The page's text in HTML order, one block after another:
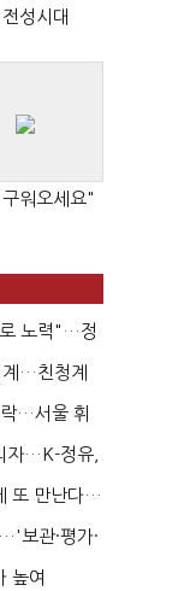
성시대
워오세요"
로 노력"…정
…친청계
…서울 휘
자…K-정유,
또 만난다…
보관·평가·
높여